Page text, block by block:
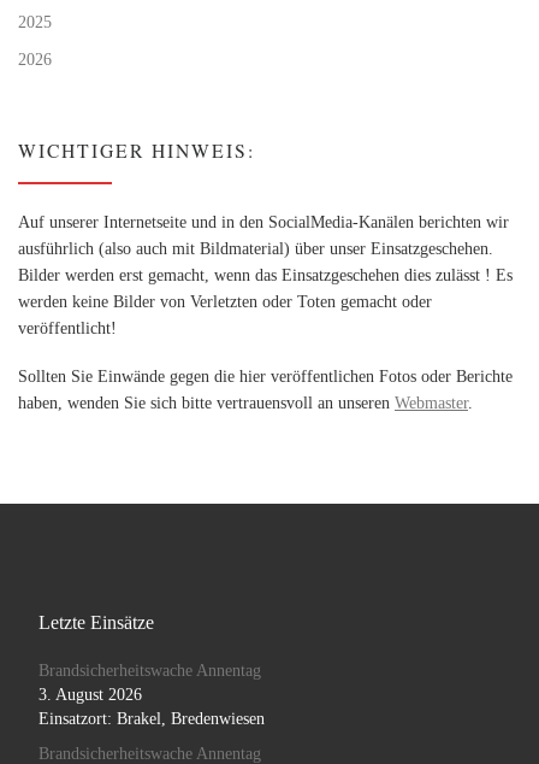
2025
2026
WICHTIGER HINWEIS:
Auf unserer Internetseite und in den SocialMedia-Kanälen berichten wir
ausführlich (also auch mit Bildmaterial) über unser Einsatzgeschehen.
Bilder werden erst gemacht, wenn das Einsatzgeschehen dies zulässt ! Es
werden keine Bilder von Verletzten oder Toten gemacht oder
veröffentlicht!
Sollten Sie Einwände gegen die hier veröffentlichen Fotos oder Berichte
haben, wenden Sie sich bitte vertrauensvoll an unseren Webmaster.
Letzte Einsätze
Brandsicherheitswache Annentag
3. August 2026
Einsatzort: Brakel, Bredenwiesen
Brandsicherheitswache Annentag